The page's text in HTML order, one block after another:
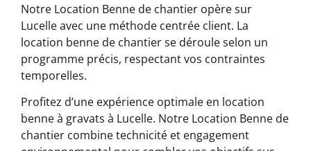
Notre Location Benne de chantier opère sur
Lucelle avec une méthode centrée client. La
location benne de chantier se déroule selon un
programme précis, respectant vos contraintes
temporelles.
Profitez d’une expérience optimale en location
benne à gravats à Lucelle. Notre Location Benne de
chantier combine technicité et engagement